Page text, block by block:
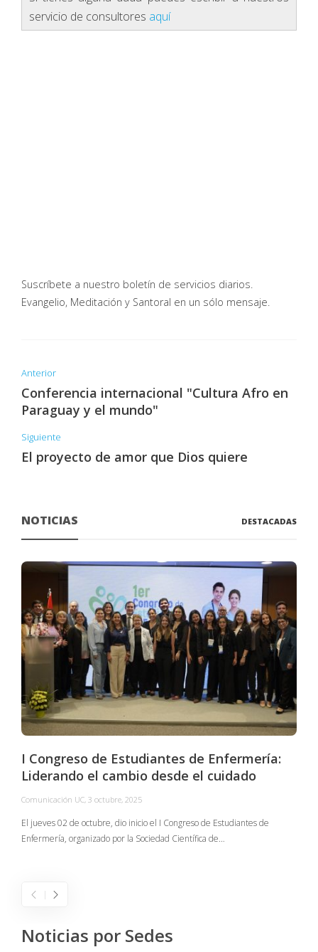
servicio de consultores aquí
Suscríbete a nuestro boletín de servicios diarios.
Evangelio, Meditación y Santoral en un sólo mensaje.
Anterior
Conferencia internacional "Cultura Afro en
Paraguay y el mundo"
Siguiente
El proyecto de amor que Dios quiere
NOTICIAS DESTACADAS
I Congreso de Estudiantes de Enfermería:
Liderando el cambio desde el cuidado
Comunicación UC, 3 octubre, 2025
El jueves 02 de octubre, dio inicio el I Congreso de Estudiantes de
Enfermería, organizado por la Sociedad Científica de…
Noticias por Sedes